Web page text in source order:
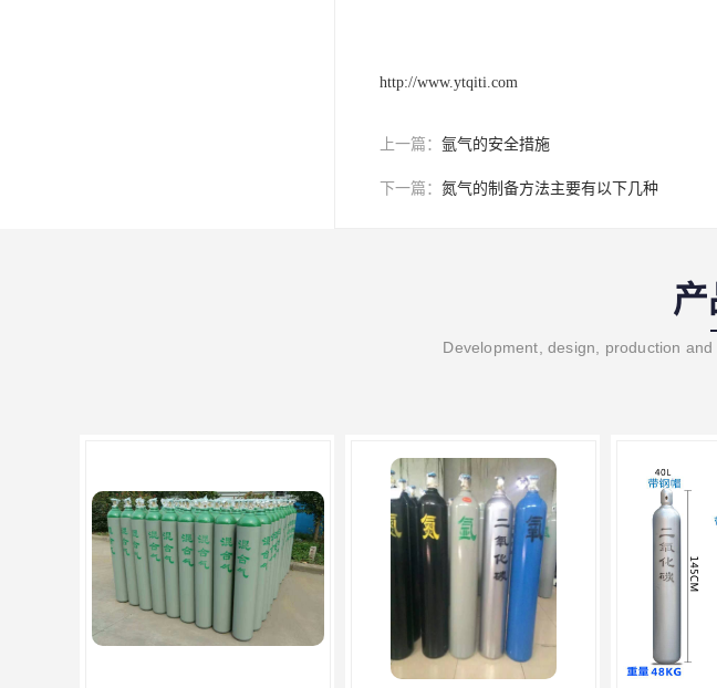
http://www.ytqiti.com
上一篇： 氩气的安全措施
下一篇： 氮气的制备方法主要有以下几种
Development, design, production